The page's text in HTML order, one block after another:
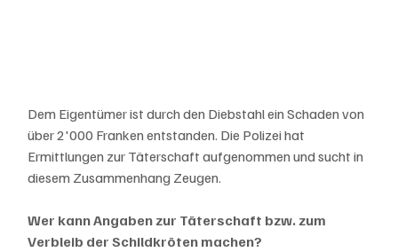
Dem Eigentümer ist durch den Diebstahl ein Schaden von
über 2'000 Franken entstanden. Die Polizei hat
Ermittlungen zur Täterschaft aufgenommen und sucht in
diesem Zusammenhang Zeugen.
Wer kann Angaben zur Täterschaft bzw. zum
Verbleib der Schildkröten machen?